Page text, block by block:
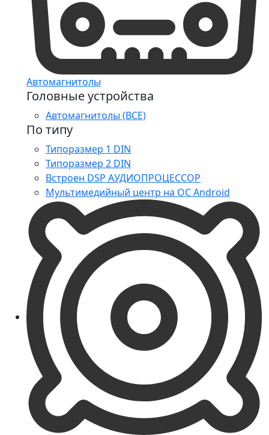
Автомагнитолы
Головные устройства
Автомагнитолы (ВСЕ)
По типу
Типоразмер 1 DIN
Типоразмер 2 DIN
Встроен DSP АУДИОПРОЦЕССОР
Мультимедийный центр на ОС Android